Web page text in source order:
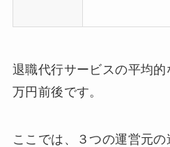
退職代行サービスの平均的
万円前後です。
ここでは、３つの運営元